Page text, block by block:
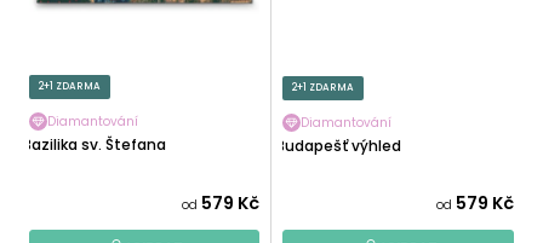
2+1 ZDARMA
Diamantování
Bazilika sv. Štefana
od 579 Kč
2+1 ZDARMA
Diamantování
Budapešť výhled
od 579 Kč